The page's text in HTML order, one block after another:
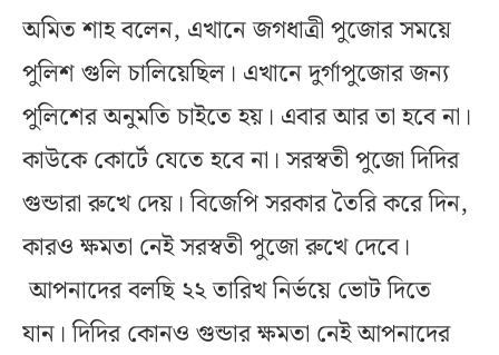
অমিত শাহ বলেন, এখানে জগধাত্রী পুজোর সময়ে
পুলিশ গুলি চালিয়েছিল। এখানে দুর্গাপুজোর জন্য
পুলিশের অনুমতি চাইতে হয়। এবার আর তা হবে না।
কাউকে কোর্টে যেতে হবে না। সরস্বতী পুজো দিদির
গুন্ডারা রুখে দেয়। বিজেপি সরকার তৈরি করে দিন,
কারও ক্ষমতা নেই সরস্বতী পুজো রুখে দেবে।
আপনাদের বলছি ২২ তারিখ নির্ভয়ে ভোট দিতে
যান। দিদির কোনও গুন্ডার ক্ষমতা নেই আপনাদের